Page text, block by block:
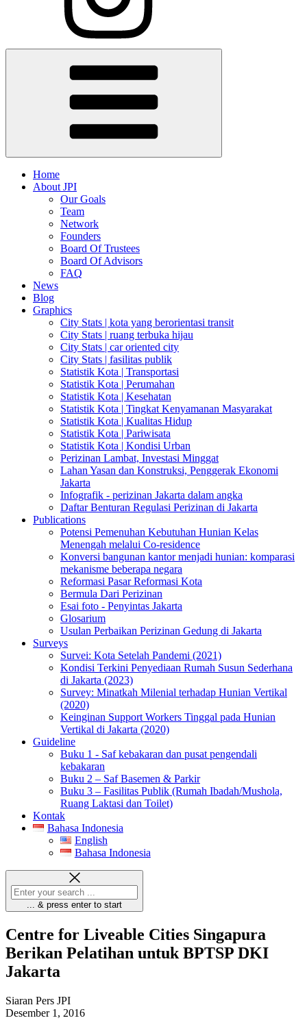
Home
About JPI
Our Goals
Team
Network
Founders
Board Of Trustees
Board Of Advisors
FAQ
News
Blog
Graphics
City Stats | kota yang berorientasi transit
City Stats | ruang terbuka hijau
City Stats | car oriented city
City Stats | fasilitas publik
Statistik Kota | Transportasi
Statistik Kota | Perumahan
Statistik Kota | Kesehatan
Statistik Kota | Tingkat Kenyamanan Masyarakat
Statistik Kota | Kualitas Hidup
Statistik Kota | Pariwisata
Statistik Kota | Kondisi Urban
Perizinan Lambat, Investasi Minggat
Lahan Yasan dan Konstruksi, Penggerak Ekonomi
Jakarta
Infografik - perizinan Jakarta dalam angka
Daftar Benturan Regulasi Perizinan di Jakarta
Publications
Potensi Pemenuhan Kebutuhan Hunian Kelas
Menengah melalui Co-residence
Konversi bangunan kantor menjadi hunian: komparasi
mekanisme beberapa negara
Reformasi Pasar Reformasi Kota
Bermula Dari Perizinan
Esai foto - Penyintas Jakarta
Glosarium
Usulan Perbaikan Perizinan Gedung di Jakarta
Surveys
Survei: Kota Setelah Pandemi (2021)
Kondisi Terkini Penyediaan Rumah Susun Sederhana
di Jakarta (2023)
Survey: Minatkah Milenial terhadap Hunian Vertikal
(2020)
Keinginan Support Workers Tinggal pada Hunian
Vertikal di Jakarta (2020)
Guideline
Buku 1 - Saf kebakaran dan pusat pengendali
kebakaran
Buku 2 – Saf Basemen & Parkir
Buku 3 – Fasilitas Publik (Rumah Ibadah/Mushola,
Ruang Laktasi dan Toilet)
Kontak
Bahasa Indonesia
English
Bahasa Indonesia
... & press enter to start
Centre for Liveable Cities Singapura
Berikan Pelatihan untuk BPTSP DKI
Jakarta
Siaran Pers JPI
Desember 1, 2016